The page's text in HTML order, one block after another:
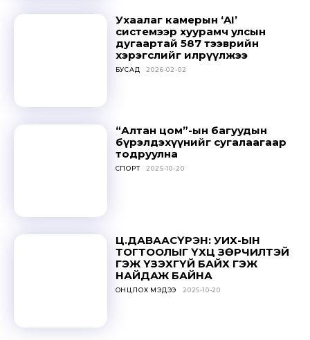
Ухаалаг камерын ‘AI’
системээр хуурамч улсын
дугаартай 587 тээврийн
хэрэгслийг илрүүлжээ
БУСАД 2026-02-02
“Алтан цом”-ын багуудын
бүрэлдэхүүнийг сугалаагаар
тодруулна
СПОРТ 2025-10-20
Ц.ДАВААСҮРЭН: УИХ-ЫН
ТОГТООЛЫГ ҮХЦ ЗӨРЧИЛТЭЙ
ГЭЖ ҮЗЭХГҮЙ БАЙХ ГЭЖ
НАЙДАЖ БАЙНА
ОНЦЛОХ МЭДЭЭ 2025-10-20